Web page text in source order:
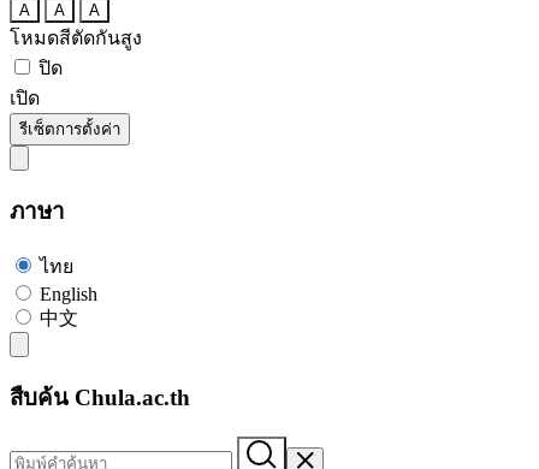
A A A
โหมดสีตัดกันสูง
ปิด
เปิด
รีเซ็ตการตั้งค่า
ภาษา
ไทย
English
中文
สืบค้น Chula.ac.th